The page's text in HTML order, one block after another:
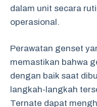
dalam unit secara
operasional.
Perawatan genset
memastikan bahwa
dengan baik saat
langkah-langkah
Ternate dapat